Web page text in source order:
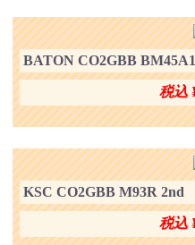
BATON CO2GBB
税込
KSC CO2GBB M93R 2nd
税込